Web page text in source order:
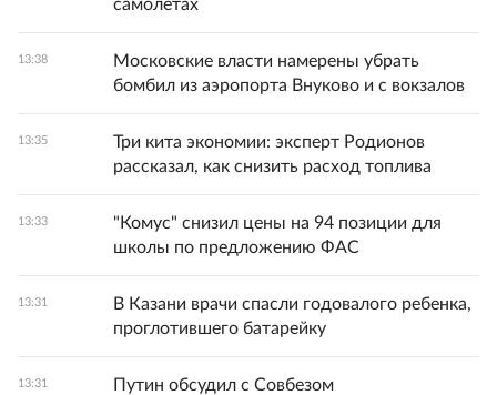
самолетах
13:38
Московские власти намерены убрать
бомбил из аэропорта Внуково и с вокзалов
13:35
Три кита экономии: эксперт Родионов
рассказал, как снизить расход топлива
13:33
"Комус" снизил цены на 94 позиции для
школы по предложению ФАС
13:31
В Казани врачи спасли годовалого ребенка,
проглотившего батарейку
13:31
Путин обсудил с Совбезом